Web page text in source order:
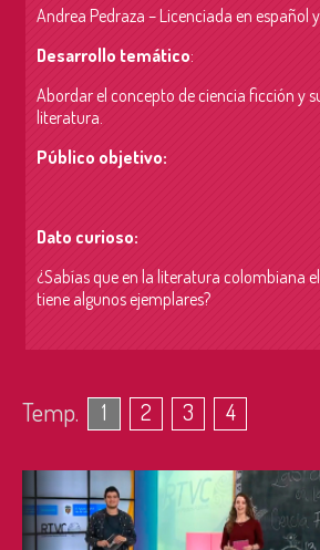
Andrea Pedraza – Licenciada en español
Desarrollo temático:
Abordar el concepto de ciencia ficción y
literatura.
Público objetivo:
Dato curioso:
¿Sabías que en la literatura colombiana
tiene algunos ejemplares?
Temp. 1 2 3 4